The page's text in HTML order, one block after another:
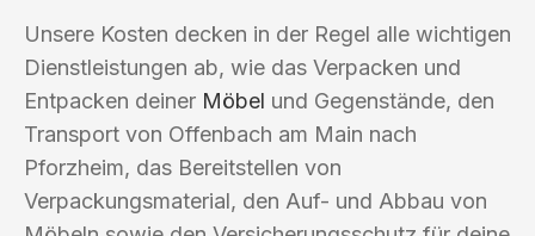
Unsere Kosten decken in der Regel alle wichtigen
Dienstleistungen ab, wie das Verpacken und
Entpacken deiner Möbel und Gegenstände, den
Transport von Offenbach am Main nach
Pforzheim, das Bereitstellen von
Verpackungsmaterial, den Auf- und Abbau von